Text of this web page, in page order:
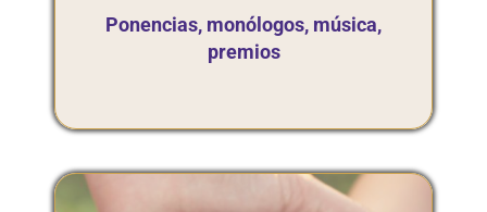
Ponencias, monólogos, música,
premios